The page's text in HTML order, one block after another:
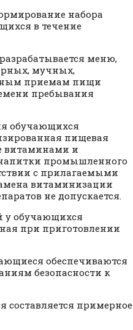
набора
в течение
меню,
мучных,
приемам пищи
пребывания
обучающихся
пищевая
витаминами и
промышленного
с прилагаемыми
витаминизации
не допускается.
у обучающихся
при приготовлении
обеспечиваются
безопасности к
примерное